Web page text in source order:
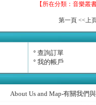
【所在分類： 音樂叢
第一頁 <<上
° 查詢訂單
° 我的帳戶
About Us and Map‧有關我們